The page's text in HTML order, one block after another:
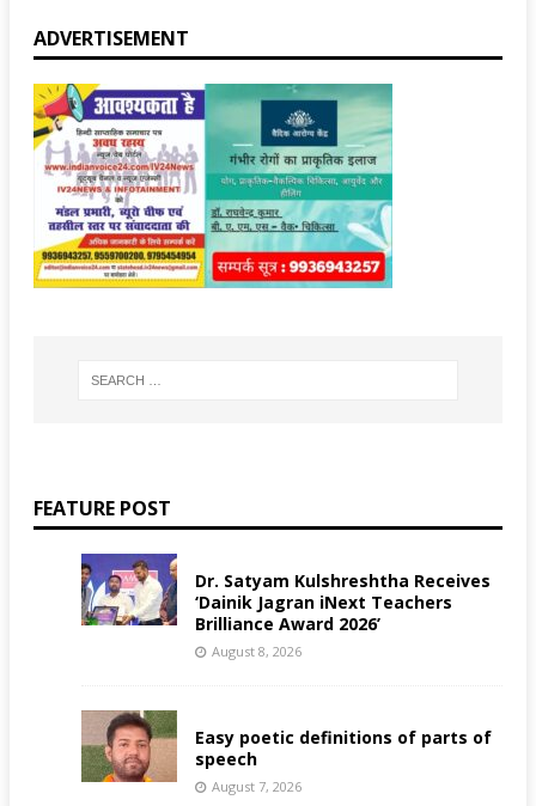
ADVERTISEMENT
FEATURE POST
Dr. Satyam Kulshreshtha Receives
‘Dainik Jagran iNext Teachers
Brilliance Award 2026’
August 8, 2026
Easy poetic definitions of parts of
speech
August 7, 2026